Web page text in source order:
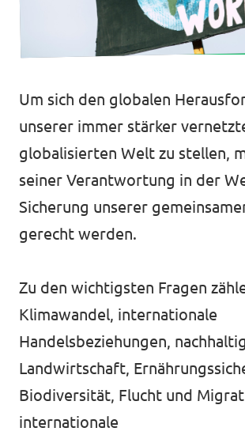
Unsere Events
Mache bei uns mit!
Pressemitteilungen
Hochspannung - powered by
Leichte Sprache
Jobs bei Volt
Mache mit!
Um sich den globalen
unserer immer stärker
globalisierten Welt zu stellen,
seiner Verantwortung in der
Sicherung unserer
gerecht werden.
Zu den wichtigsten Fragen
Klimawandel, internationale
Handelsbeziehungen,
Landwirtschaft,
Biodiversität, Flucht und
internationale